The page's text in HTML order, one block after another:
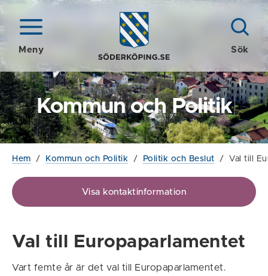
Meny Sök
Kommun och Politik
Hem / Kommun och Politik / Politik och Beslut / Val till
Visa kontaktinformation
Val till Europaparlamentet
Vart femte år är det val till Europaparlamentet.